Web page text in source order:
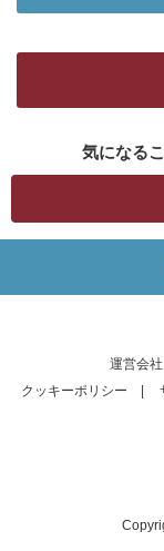
気になる
運営会社
クッキーポリシー